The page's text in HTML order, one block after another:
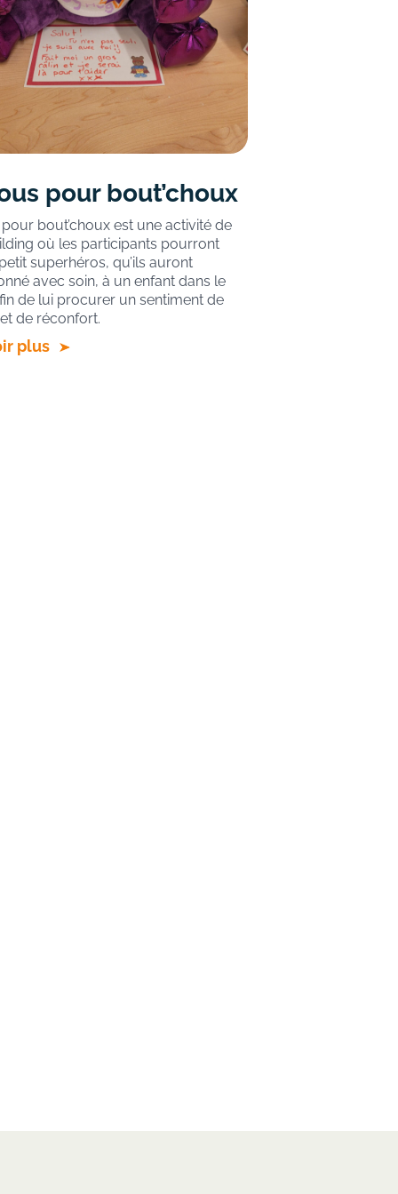
pour bout’choux
bout’choux est une activité de
où les participants pourront
superhéros, qu’ils auront
avec soin, à un enfant dans le
de lui procurer un sentiment de
de réconfort.
plus